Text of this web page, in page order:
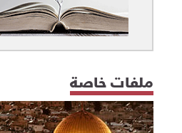
ملفات خاصة